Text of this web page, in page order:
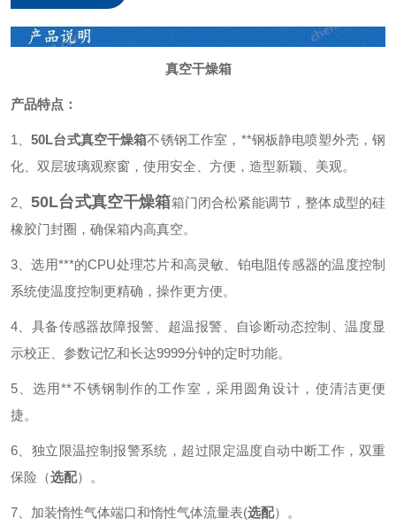
真空干燥箱
产品特点 ：
1、50L台式真空干燥箱不锈钢工作室，**钢板静电喷塑外壳，钢
化、双层玻璃观察窗，使用安全、方便，造型新颖、美观。
2、50L台式真空干燥箱箱门闭合松紧能调节，整体成型的硅
橡胶门封圈，确保箱内高真空。
3、选用***的CPU处理芯片和高灵敏、铂电阻传感器的温度控制
系统使温度控制更精确，操作更方便。
4、 具备传感器故障报警、超温报警、自诊断动态控制、温度显
示校正、参数记忆和长达9999分钟的定时功能。
5、选用**不锈钢制作的工作室，采用圆角设计，使清洁更便
捷。
6、独立限温控制报警系统，超过限定温度自动中断工作，双重
保险（选配）。
7、加装惰性气体端口和惰性气体流量表(选配）。